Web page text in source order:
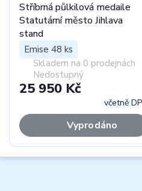
Stříbrná půlkilová medaile
Statutární město Jihlava
stand
Emise 48 ks
Skladem na 0 prodejnách
Nedostupný
25 950 Kč
včetně
Vyprodáno